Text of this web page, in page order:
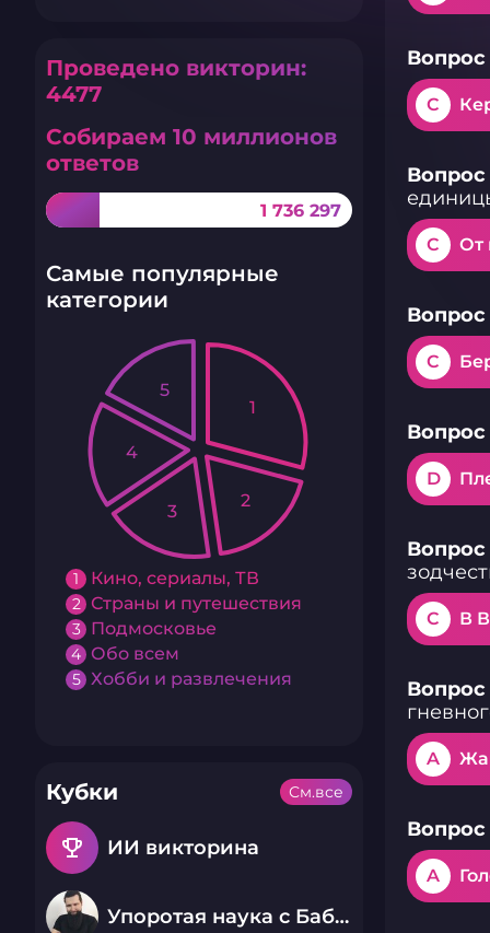
Проведено викторин:
4477
Собираем 10 миллионов
ответов
1 736 297
Самые популярные
категории
1 Кино, сериалы, ТВ
2 Страны и путешествия
3 Подмосковье
4 Обо всем
5 Хобби и развлечения
1
2
3
4
5
Кубки
emoji_events ИИ викторина
Упоротая наука с Бабаем Лютым
См.все
Вопрос
C
Вопрос
C От
Вопрос
C
Вопрос
D
Вопрос
C В
Вопрос
A
Вопрос
A